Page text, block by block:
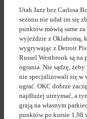
Utah Jazz bez Carlosa
sezonu nie udał im się
punktów mówią same
wyjeździe z Oklahomą,
wygrywając z Detroit
Russel Westbrook są
ogrania. Nie sądzę,
nie specjalizowali się w
ugrać. OKC dobrze
najdłużej utrzymać, a
grają na własnym
punktów po kursie 1,98